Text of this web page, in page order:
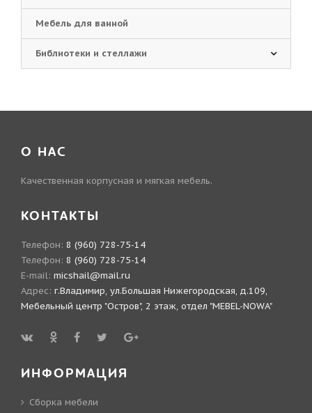
Мебель для ванной
Библиотеки и стеллажи
О НАС
Качественная корпусная и мягкая мебель.
КОНТАКТЫ
Телефон: 8 (960) 728-75-14
Телефон: 8 (960) 728-75-14
E-mail: micshail@mail.ru
Адрес: г.Владимир, ул.Большая Нижегородская, д.109,
Мебельный центр "Остров", 2 этаж, отдел "MEBEL-NOWA"
ИНФОРМАЦИЯ
Сборка мебели